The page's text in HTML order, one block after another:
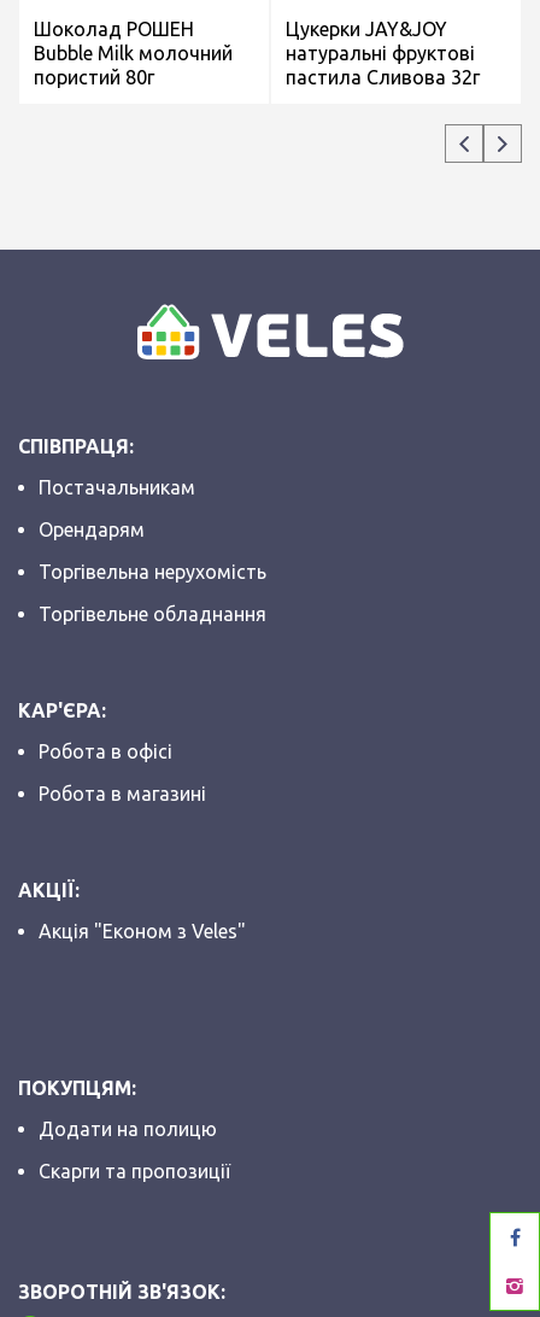
Шоколад РОШЕН
Bubble Milk молочний
пористий 80г
Цукерки JAY&JOY
натуральні фруктові
пастила Сливова 32г
СПІВПРАЦЯ:
Постачальникам
Орендарям
Торгівельна нерухомість
Торгівельне обладнання
КАР'ЄРА:
Робота в офісі
Робота в магазині
АКЦІЇ:
Акція "Економ з Veles"
ПОКУПЦЯМ:
Додати на полицю
Скарги та пропозиції
ЗВОРОТНІЙ ЗВ'ЯЗОК: